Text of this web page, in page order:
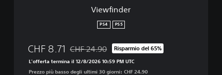
Viewfinder
PS4 PS5
CHF 8.71 Scontato dal prezzo originale di CHF 24.90
CHF 24.90 Risparmio del 65%
L'offerta termina il 12/8/2026 10:59 PM UTC
Prezzo più basso degli ultimi 30 giorni: CHF 24.90